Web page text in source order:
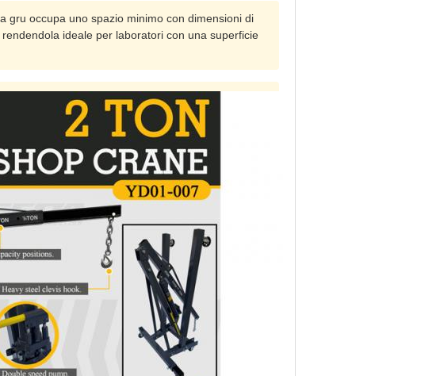
gru occupa uno spazio minimo con dimensioni di
ideale per laboratori con una superficie